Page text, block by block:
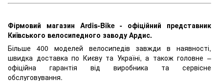
Фірмовий магазин Ardis-Bike - офіційний представник
Київського велосипедного заводу Ардис.
Більше 400 моделей велосипедів завжди в наявності,
швидка доставка по Києву та Україні, а також головне –
офіційна гарантія від виробника та сервісне
обслуговування.